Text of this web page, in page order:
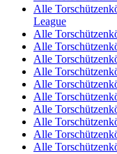
Alle
League
Alle
Alle
Alle
Alle
Alle
Alle
Alle
Alle
Alle
Alle